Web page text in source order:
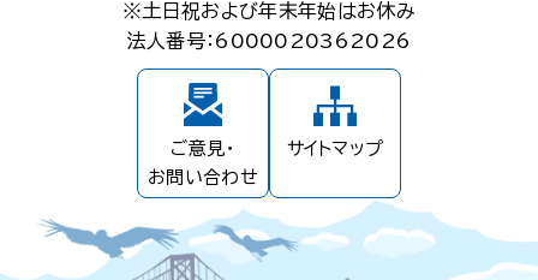
※土日祝および年末年始はお休み
法人番号：6000020362026
ご意見・
お問い合わせ
サイトマップ